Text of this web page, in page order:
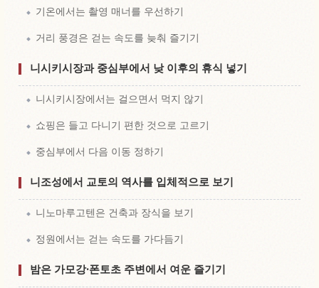
기온에서는 촬영 매너를 우선하기
거리 풍경은 걷는 속도를 늦춰 즐기기
니시키시장과 중심부에서 낮 이후의 휴식 넣기
니시키시장에서는 걸으면서 먹지 않기
쇼핑은 들고 다니기 편한 것으로 고르기
중심부에서 다음 이동 정하기
니조성에서 교토의 역사를 입체적으로 보기
니노마루고텐은 건축과 장식을 보기
정원에서는 걷는 속도를 가다듬기
밤은 가모강·폰토초 주변에서 여운 즐기기